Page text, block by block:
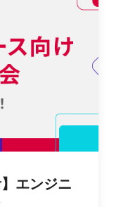
エンジニ